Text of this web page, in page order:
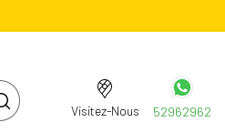
Visitez-Nous 52962962